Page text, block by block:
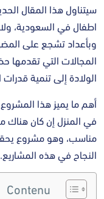
سيتناول هذا المقال
اطفال في السعودية،
وبأعداد تشجع على
المجالات التي تقدمها
الولادة إلى تنمية
أهم ما يميز هذا المشروع
في المنزل إن كان هناك
مناسب، وهو مشروع
النجاح في هذه المشاريع.
Contenu